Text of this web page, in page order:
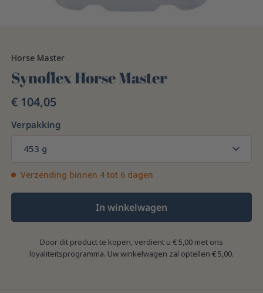
Horse Master
Synoflex Horse Master
€ 104,05
Verpakking
453 g
Verzending binnen 4 tot 6 dagen
In winkelwagen
Door dit product te kopen, verdient u € 5,00 met ons
loyaliteitsprogramma. Uw winkelwagen zal optellen € 5,00.